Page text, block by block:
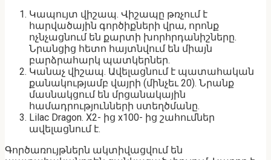
Կապույտ վիշապ. Վիշապը թռչում է
հարվածային գործիքների վրա, որոնք
ոչնչացնում են քարտի խորհրդանիշները.
Նրանցից հետո հայտնվում են միայն
բարձրահարկ պատկերներ.
Կանաչ վիշապ. Ավելացնում է պատահական
քանակությամբ վայրի (մինչեւ 20). Նրանք
մասնակցում են մրցանակային
համադրությունների ստեղծմանը.
Lilac Dragon. X2- ից x100- ից շահումներ
ավելացնում է.
Գործառույթներն ակտիվացվում են